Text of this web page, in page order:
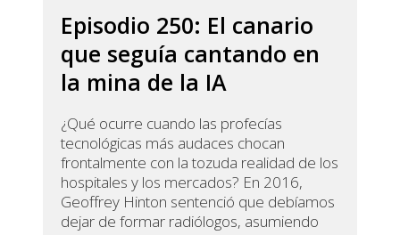
Episodio 250: El canario
que seguía cantando en
la mina de la IA
¿Qué ocurre cuando las profecías
tecnológicas más audaces chocan
frontalmente con la tozuda realidad de los
hospitales y los mercados? En 2016,
Geoffrey Hinton sentenció que debíamos
dejar de formar radiólogos, asumiendo